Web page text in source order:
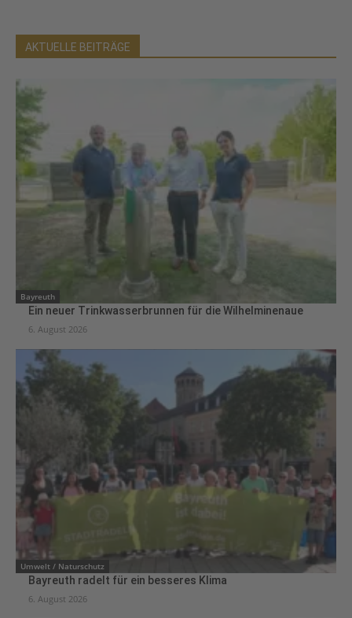
AKTUELLE BEITRÄGE
Bayreuth
Ein neuer Trinkwasserbrunnen für die Wilhelminenaue
6. August 2026
Umwelt / Naturschutz
Bayreuth radelt für ein besseres Klima
6. August 2026